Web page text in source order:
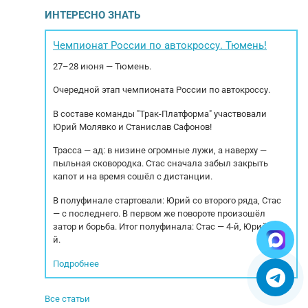
строительство коттеджного посёлка. Машина
обслужена и готова к эксплуатации. (по
вашему запросу дадим заказ наряды по
ИНТЕРЕСНО ЗНАТЬ
Чемпионат России по автокроссу. Тюмень!
27–28 июня — Тюмень.
Очередной этап чемпионата России по автокроссу.
В составе команды "Трак-Платформа" участвовали
Юрий Молявко и Станислав Сафонов!
Трасса — ад: в низине огромные лужи, а наверху —
пыльная сковородка. Стас сначала забыл закрыть
капот и на время сошёл с дистанции.
В полуфинале стартовали: Юрий со второго ряда, Стас
— с последнего. В первом же повороте произошёл
затор и борьба. Итог полуфинала: Стас — 4-й, Юрий — 5-
й.
Подробнее
Все статьи